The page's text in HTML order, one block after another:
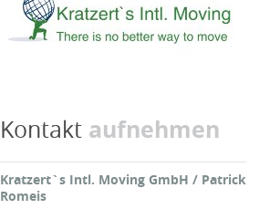
Kontakt aufnehmen
Kratzert`s Intl. Moving GmbH / Patrick
Romeis